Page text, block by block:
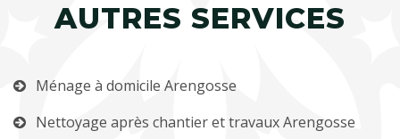
AUTRES SERVICES
Ménage à domicile Arengosse
Nettoyage après chantier et travaux Arengosse